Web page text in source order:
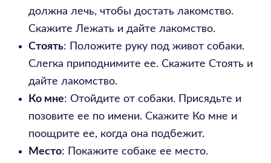
должна лечь, чтобы достать лакомство.
Скажите Лежать и дайте лакомство.
Стоять: Положите руку под живот собаки.
Слегка приподнимите ее. Скажите Стоять и
дайте лакомство.
Ко мне: Отойдите от собаки. Присядьте и
позовите ее по имени. Скажите Ко мне и
поощрите ее, когда она подбежит.
Место: Покажите собаке ее место.